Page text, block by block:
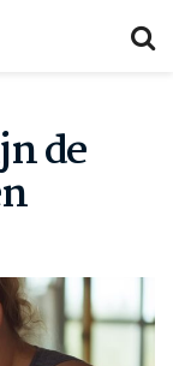
de